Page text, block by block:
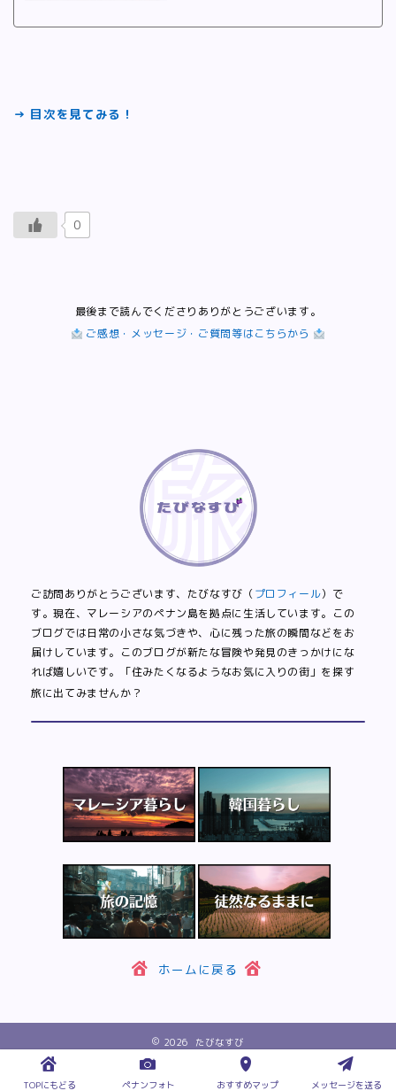
→ 目次を見てみる！
0
最後まで読んでくださりありがとうございます。
ご感想・メッセージ・ご質問等はこちらから
ご訪問ありがとうございます、たびなすび（プロフィール）で
す。現在、マレーシアのペナン島を拠点に生活しています。この
ブログでは日常の小さな気づきや、心に残った旅の瞬間などをお
届けしています。このブログが新たな冒険や発見のきっかけにな
れば嬉しいです。「住みたくなるようなお気に入りの街」を探す
旅に出てみませんか？
ホームに戻る
2026 たびなすび
TOPにもどる ペナンフォト おすすめマップ メッセージを送る